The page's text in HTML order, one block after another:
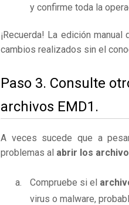
y confirme toda la
¡Recuerda! La edición
cambios realizados sin el
Paso 3. Consulte
archivos EMD1.
A veces sucede que a
problemas al abrir los
Compruebe si el
virus o malware,